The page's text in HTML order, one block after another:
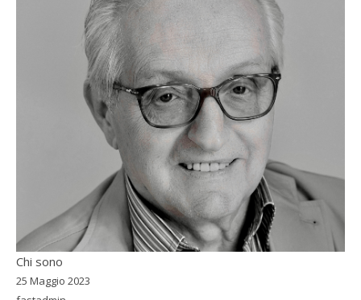
Chi sono
25 Maggio 2023